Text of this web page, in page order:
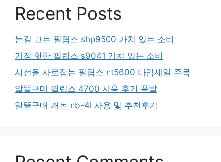
Recent Posts
눈길 끄는 필립스 shp9500 가치 있는 소비
가장 핫한 필립스 s9041 가치 있는 소비
시선을 사로잡는 필립스 nt5600 타임세일 주목
알뜰구매 필립스 4700 사용 후기 폭발
알뜰구매 캐논 nb-4l 사용 및 추천후기